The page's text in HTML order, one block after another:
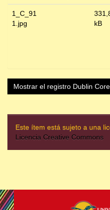
1_C_91
1.jpg
kB
Mostrar el registro Dublin
Este ítem está sujeto a una
Licencia Creative Commons